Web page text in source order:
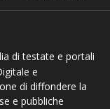
di testate e portali
e
di diffondere la
e pubbliche